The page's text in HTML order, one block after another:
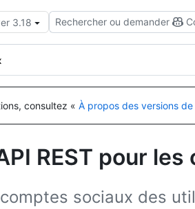
3.18 Rechercher ou demander
consultez « À propos des versions de
REST pour
comptes sociaux des